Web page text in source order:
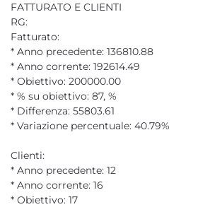
FATTURATO E CLIENTI
RG:
Fatturato:
* Anno precedente: 136810.88
* Anno corrente: 192614.49
* Obiettivo: 200000.00
* % su obiettivo: 87, %
* Differenza: 55803.61
* Variazione percentuale: 40.79%
Clienti:
* Anno precedente: 12
* Anno corrente: 16
* Obiettivo: 17